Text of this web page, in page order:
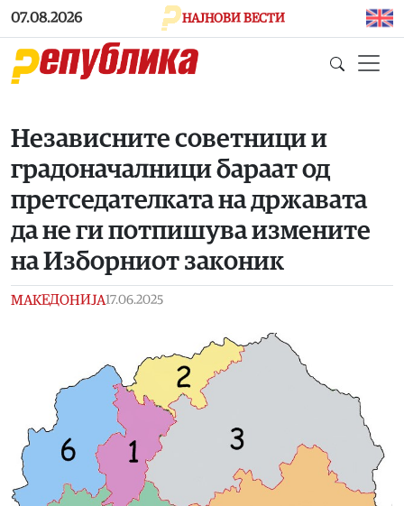
Skip to main content
07.08.2026 НАЈНОВИ ВЕСТИ
Независните советници и
градоначалници бараат од
претседателката на државата
да не ги потпишува измените
на Изборниот законик
МАКЕДОНИЈА17.06.2025